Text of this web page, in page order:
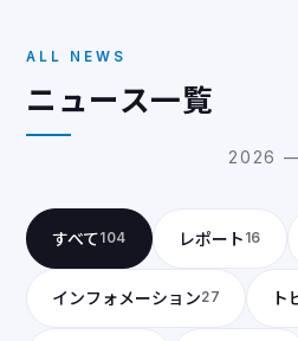
ALL NEWS
ニュース一覧
2026
すべて104 レポート 16
インフォメーション27 ト